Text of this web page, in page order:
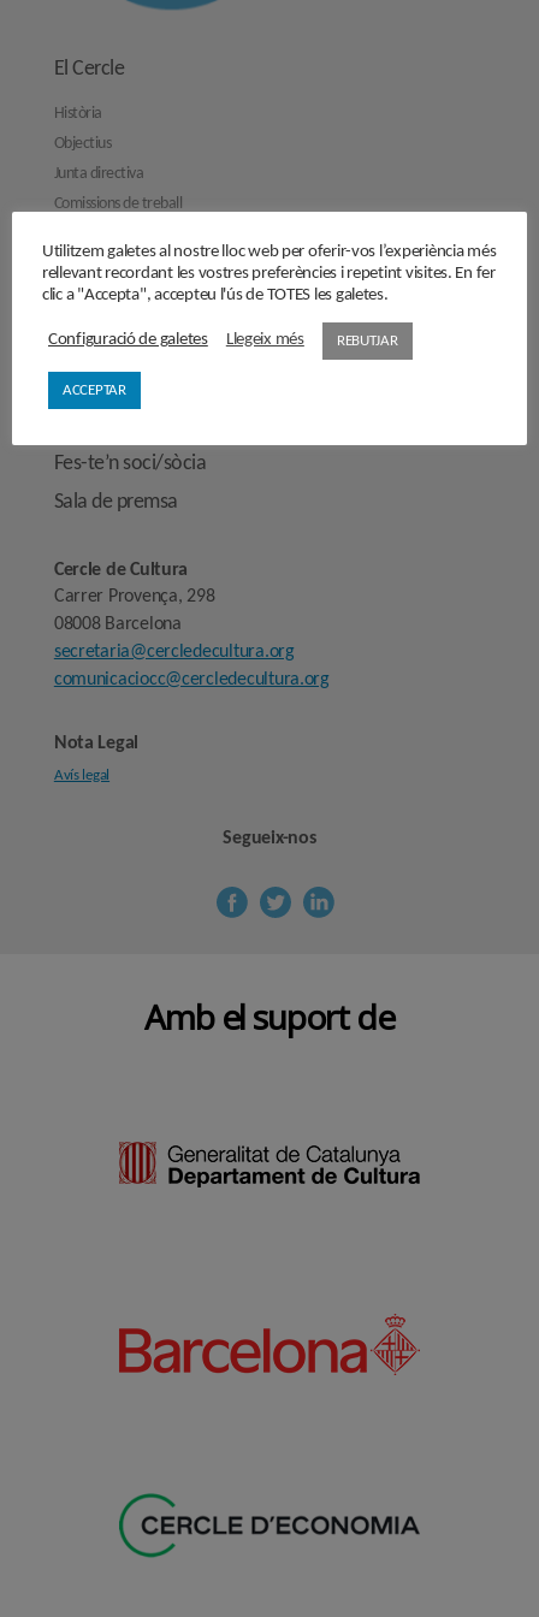
El Cercle
Història
Objectius
Junta directiva
Comissions de treball
Activitats
Manifestos
Fes-te’n soci/sòcia
Sala de premsa
Cercle de Cultura
Carrer Provença, 298
08008 Barcelona
secretaria@cercledecultura.org
comunicaciocc@cercledecultura.org
Nota Legal
Avís legal
Segueix-nos
Amb el suport de
Utilitzem galetes al nostre lloc web per oferir-vos l’experiència més
rellevant recordant les vostres preferències i repetint visites. En fer
clic a "Accepta", accepteu l'ús de TOTES les galetes.
Configuració de galetes Llegeix més REBUTJAR
ACCEPTAR